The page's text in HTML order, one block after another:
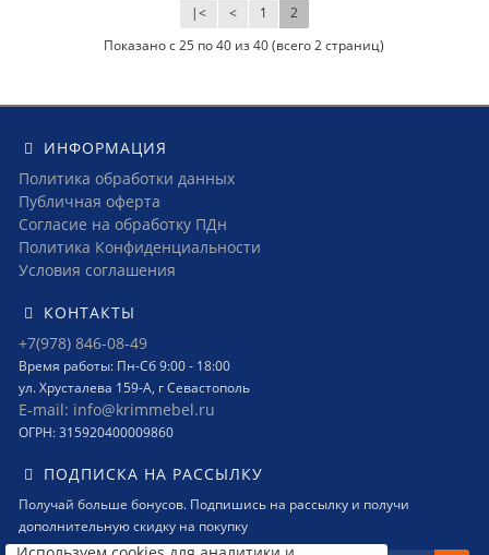
|< < 1 2
Показано с 25 по 40 из 40 (всего 2 страниц)
ИНФОРМАЦИЯ
Политика обработки данных
Публичная оферта
Согласие на обработку ПДн
Политика Конфиденциальности
Условия соглашения
КОНТАКТЫ
+7(978) 846-08-49
Время работы: Пн-Сб 9:00 - 18:00
ул. Хрусталева 159-А, г Севастополь
E-mail: info@krimmebel.ru
ОГРН: 315920400009860
ПОДПИСКА НА РАССЫЛКУ
Получай больше бонусов. Подпишись на рассылку и получи
дополнительную скидку на покупку